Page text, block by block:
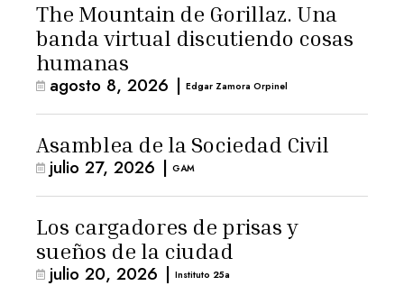
The Mountain de Gorillaz. Una
banda virtual discutiendo cosas
humanas
agosto 8, 2026 | Edgar Zamora Orpinel
Asamblea de la Sociedad Civil
julio 27, 2026 | GAM
Los cargadores de prisas y
sueños de la ciudad
julio 20, 2026 | Instituto 25a